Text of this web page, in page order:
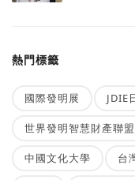
熱門標籤
國際發明展 JDIE
世界發明智慧財產聯
中國文化大學 台